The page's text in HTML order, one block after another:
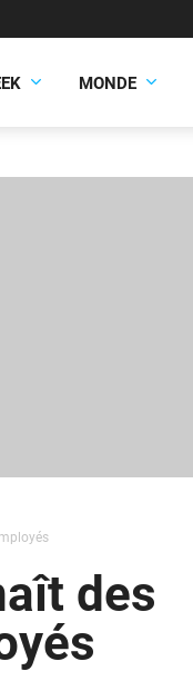
MONDE
des